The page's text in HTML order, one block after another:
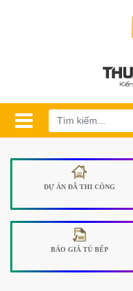
DỰ ÁN ĐÃ THI CÔNG
BÁO GIÁ TỦ BẾP